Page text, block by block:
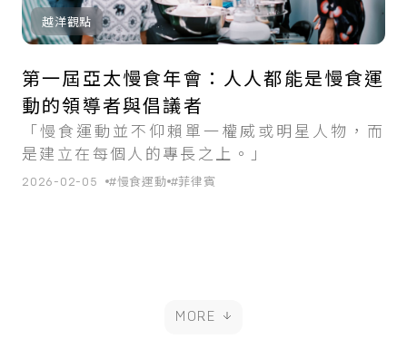
越洋觀點
第一屆亞太慢食年會：人人都能是慢食運
動的領導者與倡議者
「慢食運動並不仰賴單一權威或明星人物，而
是建立在每個人的專長之上。」
2026-02-05 #慢食運動 #菲律賓
MORE